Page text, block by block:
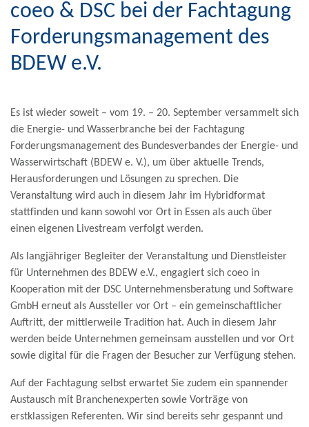
coeo & DSC bei der Fachtagung
Forderungsmanagement des
BDEW e.V.
Es ist wieder soweit – vom 19. – 20. September versammelt sich
die Energie- und Wasserbranche bei der Fachtagung
Forderungsmanagement des Bundesverbandes der Energie- und
Wasserwirtschaft (BDEW e. V.), um über aktuelle Trends,
Herausforderungen und Lösungen zu sprechen. Die
Veranstaltung wird auch in diesem Jahr im Hybridformat
stattfinden und kann sowohl vor Ort in Essen als auch über
einen eigenen Livestream verfolgt werden.
Als langjähriger Begleiter der Veranstaltung und Dienstleister
für Unternehmen des BDEW e.V., engagiert sich coeo in
Kooperation mit der DSC Unternehmensberatung und Software
GmbH erneut als Aussteller vor Ort – ein gemeinschaftlicher
Auftritt, der mittlerweile Tradition hat. Auch in diesem Jahr
werden beide Unternehmen gemeinsam ausstellen und vor Ort
sowie digital für die Fragen der Besucher zur Verfügung stehen.
Auf der Fachtagung selbst erwartet Sie zudem ein spannender
Austausch mit Branchenexperten sowie Vorträge von
erstklassigen Referenten. Wir sind bereits sehr gespannt und